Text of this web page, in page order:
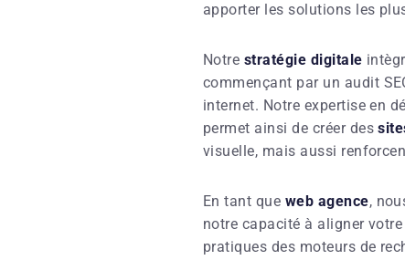
apporter les solutions les
Notre stratégie digitale
commençant par un audit
internet. Notre expertise en
permet ainsi de créer des
visuelle, mais aussi
En tant que web agence,
notre capacité à aligner
pratiques des moteurs de